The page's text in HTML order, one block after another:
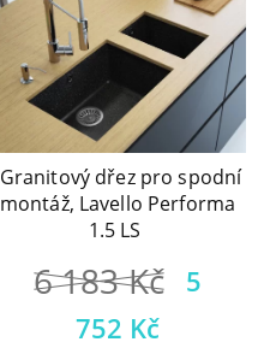
Granitový dřez pro spodní
montáž, Lavello Performa
1.5 LS
6 183Kč
5
752 Kč